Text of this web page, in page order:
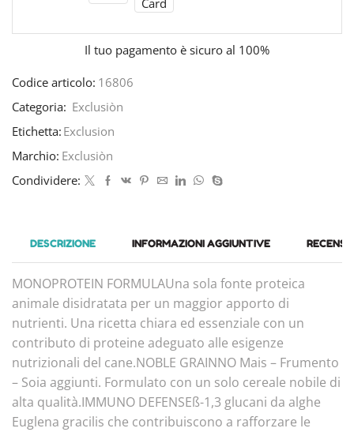
Il tuo pagamento è sicuro al 100%
Codice articolo: 16806
Categoria: Exclusiòn
Etichetta: Exclusion
Marchio: Exclusiòn
Condividere:
DESCRIZIONE INFORMAZIONI AGGIUNTIVE
MONOPROTEIN FORMULAUna sola fonte proteica
animale disidratata per un maggior apporto di
nutrienti. Una ricetta chiara ed essenziale con un
contributo di proteine adeguato alle esigenze
nutrizionali del cane.NOBLE GRAINNO Mais – Frumento
– Soia aggiunti. Formulato con un solo cereale nobile di
alta qualità.IMMUNO DEFENSEß-1,3 glucani da alghe
Euglena gracilis che contribuiscono a rafforzare le